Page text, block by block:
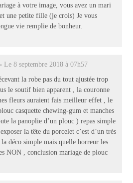
à votre image, vous avez un mari
une petite fille (je crois) Je vous
vie remplie de bonheur.
- Le 8 septembre 2018 à 07h57
la robe pas du tout ajustée trop
le soutif bien apparent , la couronne
fleurs auraient fais meilleur effet , le
casquette chewing-gum et manches
la panoplie d’un plouc ) repas simple
la tête du porcelet c’est d’un très
déco simple mais quelle horreur les
NON , conclusion mariage de plouc